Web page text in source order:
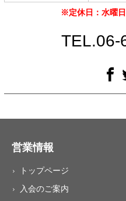
※定休日：水曜日
TEL.06-
営業情報
トップページ
入会のご案内